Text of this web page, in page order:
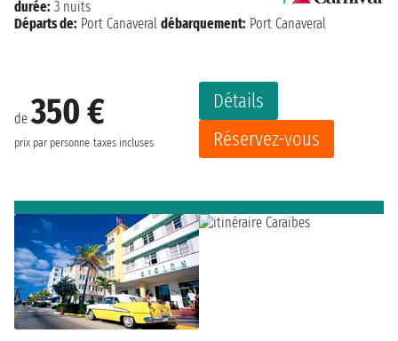
de350 €
prix par personne taxes incluses
Détails
Réservez-vous
durée: 3 nuits
Départs de: Port Canaveral débarquement: Port Canaveral